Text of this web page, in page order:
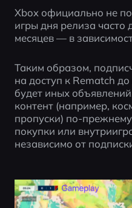
Xbox официально не
игры дня релиза часто
месяцев — в
Таким образом,
на доступ к Rematch
будет иных
контент (например,
пропуски) по-
покупки или
независимо от